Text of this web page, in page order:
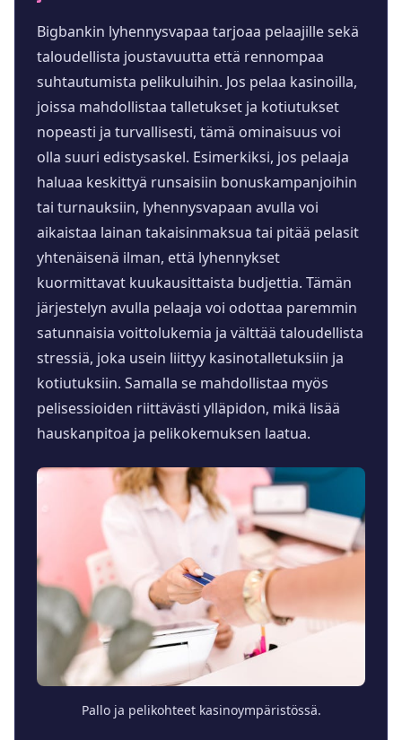
Bigbankin lyhennysvapaa tarjoaa pelaajille sekä
taloudellista joustavuutta että rennompaa
suhtautumista pelikuluihin. Jos pelaa kasinoilla,
joissa mahdollistaa talletukset ja kotiutukset
nopeasti ja turvallisesti, tämä ominaisuus voi
olla suuri edistysaskel. Esimerkiksi, jos pelaaja
haluaa keskittyä runsaisiin bonuskampanjoihin
tai turnauksiin, lyhennysvapaan avulla voi
aikaistaa lainan takaisinmaksua tai pitää pelasit
yhtenäisenä ilman, että lyhennykset
kuormittavat kuukausittaista budjettia. Tämän
järjestelyn avulla pelaaja voi odottaa paremmin
satunnaisia voittolukemia ja välttää taloudellista
stressiä, joka usein liittyy kasinotalletuksiin ja
kotiutuksiin. Samalla se mahdollistaa myös
pelisessioiden riittävästi ylläpidon, mikä lisää
hauskanpitoa ja pelikokemuksen laatua.
Pallo ja pelikohteet kasinoympäristössä.